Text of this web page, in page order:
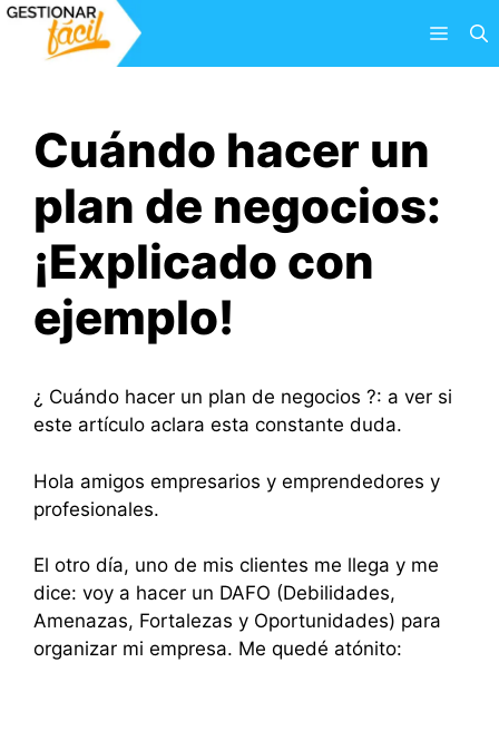
Saltar
Menú
Cuándo hacer un
plan de negocios:
¡Explicado con
ejemplo!
¿ Cuándo hacer un plan de negocios ?: a ver si
este artículo aclara esta constante duda.
Hola amigos empresarios y emprendedores y
profesionales.
El otro día, uno de mis clientes me llega y me
dice: voy a hacer un DAFO (Debilidades,
Amenazas, Fortalezas y Oportunidades) para
organizar mi empresa. Me quedé atónito: